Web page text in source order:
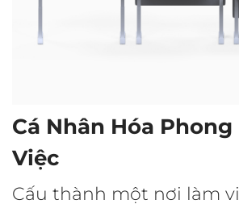
Cá Nhân Hóa Phong
Việc
Cấu thành một nơi làm